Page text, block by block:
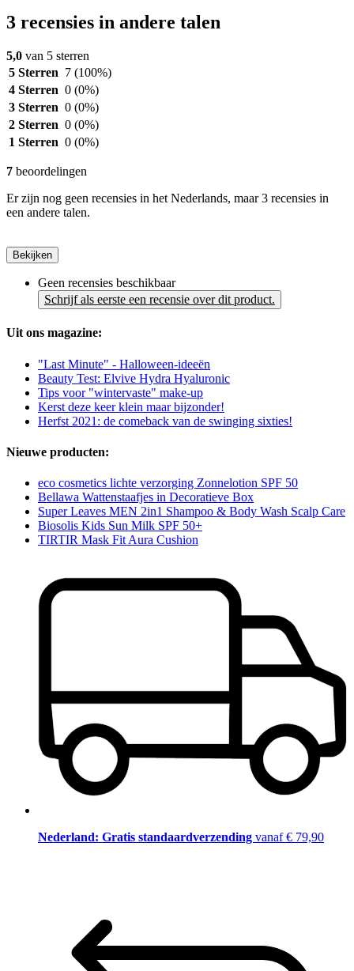
3 recensies in andere talen
5,0 van 5 sterren
5 Sterren 7 (100%)
4 Sterren 0 (0%)
3 Sterren 0 (0%)
2 Sterren 0 (0%)
1 Sterren 0 (0%)
7 beoordelingen
Er zijn nog geen recensies in het Nederlands, maar 3 recensies in
een andere talen.
Bekijken
Geen recensies beschikbaar
Schrijf als eerste een recensie over dit product.
Uit ons magazine:
"Last Minute" - Halloween-ideeën
Beauty Test: Elvive Hydra Hyaluronic
Tips voor "wintervaste" make-up
Kerst deze keer klein maar bijzonder!
Herfst 2021: de comeback van de swinging sixties!
Nieuwe producten:
eco cosmetics lichte verzorging Zonnelotion SPF 50
Bellawa Wattenstaafjes in Decoratieve Box
Super Leaves MEN 2in1 Shampoo & Body Wash Scalp Care
Biosolis Kids Sun Milk SPF 50+
TIRTIR Mask Fit Aura Cushion
Nederland: Gratis standaardverzending vanaf € 79,90